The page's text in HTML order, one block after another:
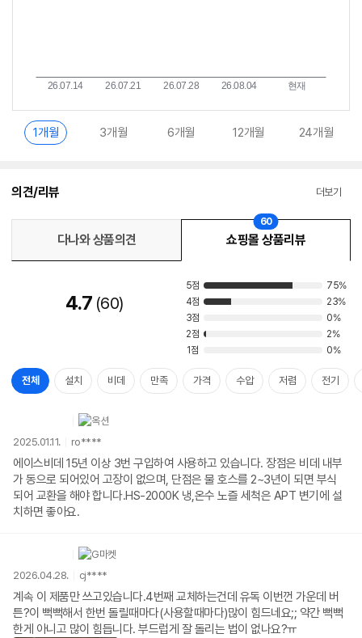
1개월 3개월 6개월 12개월 24개월
의견/리뷰 더보기
다나와 상품의견 쇼핑몰 상품리뷰
60
4.7 60
5점
75%
4점
23%
3점
0%
2점
2%
1점
0%
전체 설치 비데 만족 가격 수압 저렴 전기
2025.01.11. ro****
에이스비데 15년 이상 3번 구입하여 사용하고 있습니다. 장점은 비데 내부
가 동으로 되어있어 고장이 없으며, 단점은 물 호스를 2~3년이 되면 부식
되어 교환을 해야 합니다.HS-2000K 냉,온수 노즐 세척은 APT 변기에 설
치하면 좋아요.
2026.04.28. cj****
계속 이 제품만 쓰고있습니다.4번째 교체하는건데 유독 이번껀 가운데 버
튼?이 뻑뻑해서 한번 돌릴때마다(사용할때마다)많이 힘드네요;; 약간 뻑뻑
한게 아니고 많이 힘듭니다. 부드럽게 잘 돌리는 법이 없나요?ㅠ